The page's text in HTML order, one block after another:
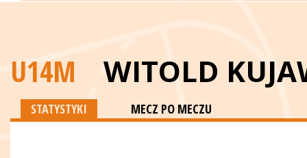
U14M WITOLD
STATYSTYKI MECZ PO MECZU